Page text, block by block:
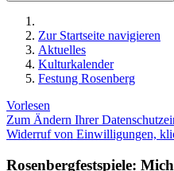
Zur Startseite navigieren
Aktuelles
Kulturkalender
Festung Rosenberg
Vorlesen
Zum Ändern Ihrer
Widerruf von Einwilligungen,
Rosenbergfestspiele: